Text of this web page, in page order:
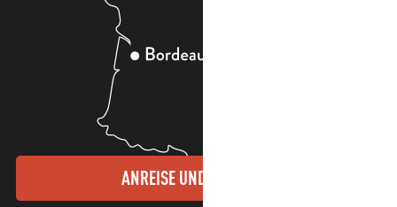
ANREISE UND KONTAKTE